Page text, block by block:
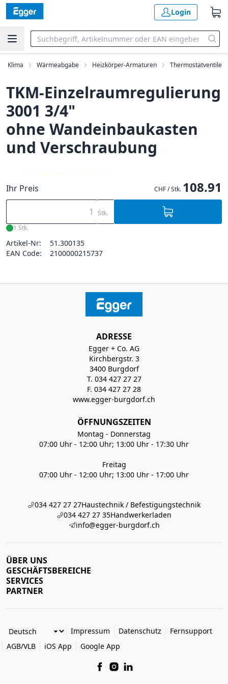
Login
Klima Wärmeabgabe Heizkörper-Armaturen Thermostatventile
TKM-Einzelraumregulierung
3001 3/4"
ohne Wandeinbaukasten
und Verschraubung
Ihr Preis CHF / Stk. 108.91
Stk.
1 Stk.
Artikel-Nr:
51.300135
EAN Code:
2100000215737
ADRESSE
Egger + Co. AG
Kirchbergstr. 3
3400 Burgdorf
T. 034 427 27 27
F. 034 427 27 28
www.egger-burgdorf.ch
ÖFFNUNGSZEITEN
Montag - Donnerstag
07:00 Uhr - 12:00 Uhr; 13:00 Uhr - 17:30 Uhr
Freitag
07:00 Uhr - 12:00 Uhr; 13:00 Uhr - 17:00 Uhr
034 427 27 27Haustechnik / Befestigungstechnik
034 427 27 35Handwerkerladen
info@egger-burgdorf.ch
ÜBER UNS
GESCHÄFTSBEREICHE
SERVICES
PARTNER
Impressum Datenschutz
Fernsupport
AGB/VLB
iOS App Google App